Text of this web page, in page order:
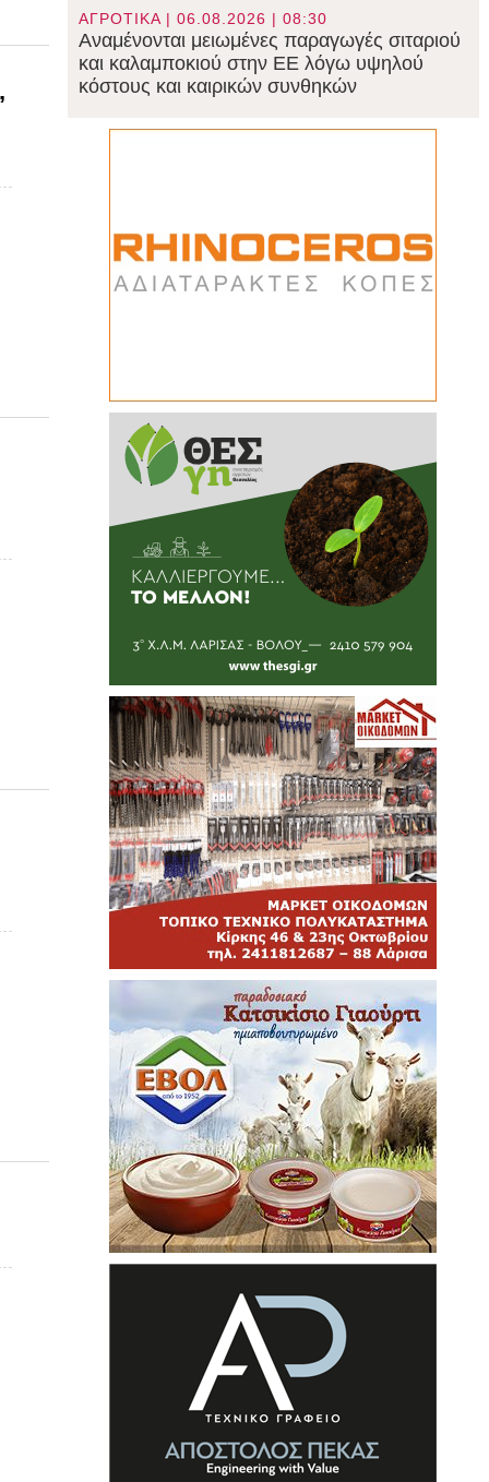
ΑΓΡΟΤΙΚΑ | 06.08.2026 | 08:30
Αναμένονται μειωμένες παραγωγές σιταριού
και καλαμποκιού στην ΕΕ λόγω υψηλού
κόστους και καιρικών συνθηκών